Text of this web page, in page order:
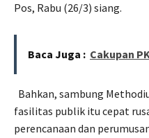
Pos, Rabu (26/3) siang.
Baca Juga : Cakupan
Bahkan, sambung
fasilitas publik itu cepat
perencanaan dan